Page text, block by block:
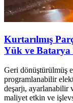
Kurtarılmış
Yük ve Batarya
Geri dönüştürülmüş
programlanabilir
deşarjı,
maliyet etkin ve